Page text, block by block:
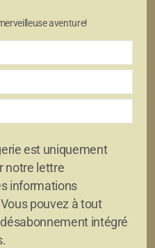
aventure!
est uniquement
notre lettre
informations
pouvez à tout
intégré